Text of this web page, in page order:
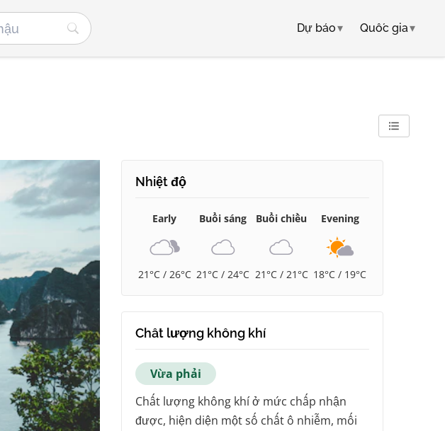
Dự báo▾ Quốc gia▾
Nhiệt độ
Early
21°C / 26°C
Buổi sáng
21°C / 24°C
Buổi chiều
21°C / 21°C
Evening
18°C / 19°C
Chất lượng không khí
Vừa phải
Chất lượng không khí ở mức chấp nhận
được, hiện diện một số chất ô nhiễm, mối